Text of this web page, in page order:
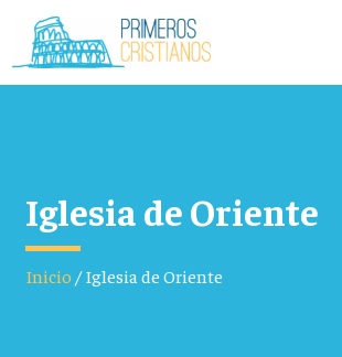
Iglesia de Oriente
Inicio/Iglesia de Oriente